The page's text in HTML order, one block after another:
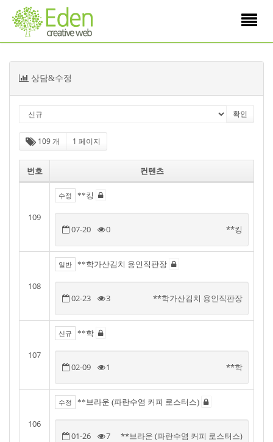
Toggle
상담&수정
109 개 1 페이지
번호 컨텐츠
109
수정 **킹
07-20 0 **킹
108
일반 **학가산김치 용인직판장
02-23 3 **학가산김치 용인직판장
107
신규 **학
02-09 1 **학
106
수정 **브라운 (파란수염 커피 로스터스)
01-26 7 **브라운 (파란수염 커피 로스터스)